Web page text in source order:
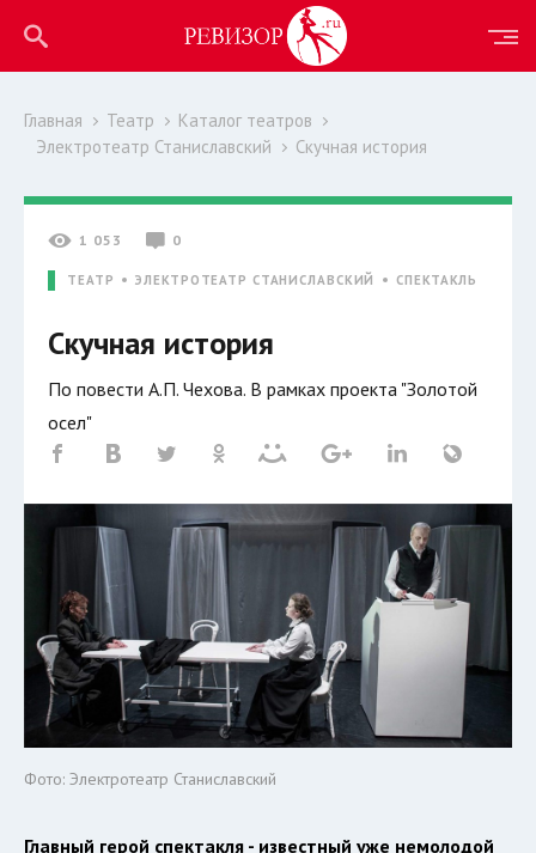
Главная Театр
Каталог театров
Электротеатр Станиславский
Скучная история
1 053 0
ТЕАТР ЭЛЕКТРОТЕАТР СТАНИСЛАВСКИЙ СПЕКТАКЛЬ
Скучная история
По повести А.П. Чехова. В рамках проекта "Золотой
осел"
Фото: Электротеатр Станиславский
Главный герой спектакля - известный уже немолодой